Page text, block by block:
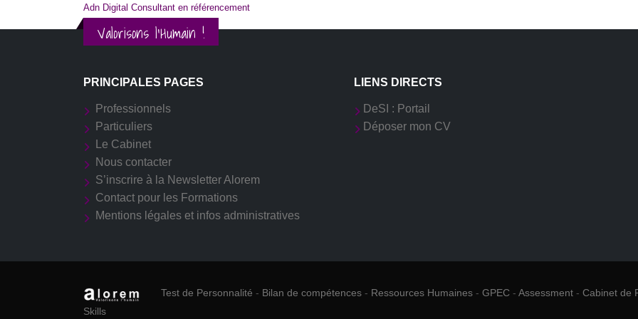
Adn Digital Consultant en référencement
Valorisons l'Humain !
PRINCIPALES PAGES
Professionnels
Particuliers
Le Cabinet
Nous contacter
S’inscrire à la Newsletter Alorem
Contact pour les Formations
Mentions légales et infos administratives
LIENS DIRECTS
DeSI : Portail
Déposer mon CV
Test de Personnalité - Bilan de compétences - Ressources Humaines - GPEC - Assessment - Cabinet de
Skills